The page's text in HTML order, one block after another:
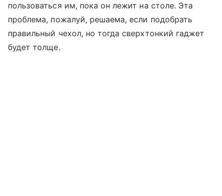
пользоваться им, пока он лежит на столе. Эта
проблема, пожалуй, решаема, если подобрать
правильный чехол, но тогда сверхтонкий гаджет
будет толще.